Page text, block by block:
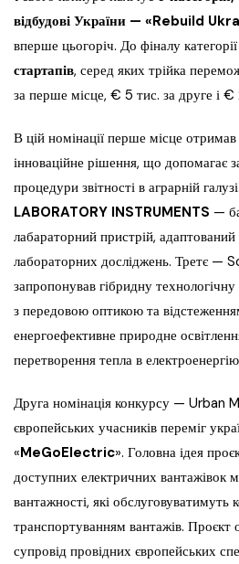
відбудові України — «Rebuild
вперше цьогоріч. До фіналу
стартапів, серед яких трійка
за перше місце, € 5 тис. за друге і €
В цій номінації перше місце
інноваційне рішення, що допомагає
процедури звітності в аграрній
LABORATORY INSTRUMENTS —
лабараторний пристрій,
лабораторних досліджень. Третє —
запропонував гібридну
з передовою оптикою та
енергоефективне природне
перетворення тепла в
Друга номінація конкурсу — Urban
європейських учасників переміг
«MeGoElectric». Головна ідея
доступних електричних вантажівок
вантажності, які
транспортуванням вантажів. Проєкт
супровід провідних європейських